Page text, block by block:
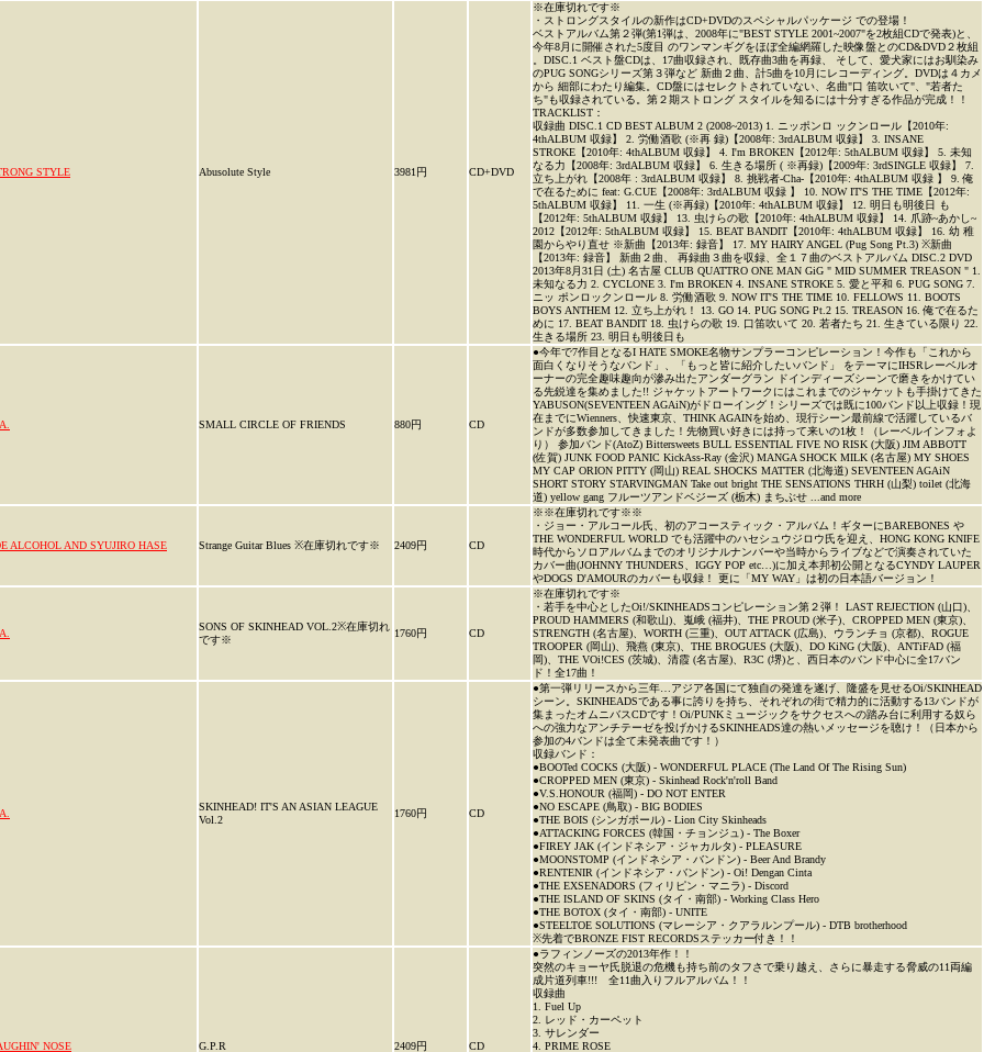
STYLE Abusolute Style 3981円 CD+DVD
※在庫切れです※
・ストロングスタイルの新作はCD+DVDのスペシャルパッケージ での登場！
ベストアルバム第２弾(第1弾は、2008年に"BEST STYLE 2001~2007"を2枚組CDで発表)と、
今年8月に開催された5度目 のワンマンギグをほぼ全編網羅した映像盤とのCD&DVD２枚組
。DISC.1 ベスト盤CDは、17曲収録され、既存曲3曲を再録、 そして、愛犬家にはお馴染み
のPUG SONGシリーズ第３弾など 新曲２曲、計5曲を10月にレコーディング。DVDは４カメ
から 細部にわたり編集。CD盤にはセレクトされていない、名曲"口 笛吹いて"、"若者た
ち"も収録されている。第２期ストロング スタイルを知るには十分すぎる作品が完成！！
TRACKLIST：
収録曲 DISC.1 CD BEST ALBUM 2 (2008~2013) 1. ニッポンロ ックンロール【2010年:
4thALBUM 収録】 2. 労働酒歌 (※再 録)【2008年: 3rdALBUM 収録】 3. INSANE
STROKE【2010年: 4thALBUM 収録】 4. I'm BROKEN【2012年: 5thALBUM 収録】 5. 未知
なる力【2008年: 3rdALBUM 収録】 6. 生きる場所 ( ※再録)【2009年: 3rdSINGLE 収録】 7.
立ち上がれ【2008年 : 3rdALBUM 収録】 8. 挑戦者-Cha-【2010年: 4thALBUM 収録 】 9. 俺
で在るために feat: G.CUE【2008年: 3rdALBUM 収録 】 10. NOW IT'S THE TIME【2012年:
5thALBUM 収録】 11. 一生 (※再録)【2010年: 4thALBUM 収録】 12. 明日も明後日 も
【2012年: 5thALBUM 収録】 13. 虫けらの歌【2010年: 4thALBUM 収録】 14. 爪跡~あかし~
2012【2012年: 5thALBUM 収録】 15. BEAT BANDIT【2010年: 4thALBUM 収録】 16. 幼 稚
園からやり直せ ※新曲【2013年: 録音】 17. MY HAIRY ANGEL (Pug Song Pt.3) ※新曲
【2013年: 録音】 新曲２曲、 再録曲３曲を収録、全１７曲のベストアルバム DISC.2 DVD
2013年8月31日 (土) 名古屋 CLUB QUATTRO ONE MAN GiG " MID SUMMER TREASON " 1.
未知なる力 2. CYCLONE 3. I'm BROKEN 4. INSANE STROKE 5. 愛と平和 6. PUG SONG 7.
ニッ ポンロックンロール 8. 労働酒歌 9. NOW IT'S THE TIME 10. FELLOWS 11. BOOTS
BOYS ANTHEM 12. 立ち上がれ！ 13. GO 14. PUG SONG Pt.2 15. TREASON 16. 俺で在るた
めに 17. BEAT BANDIT 18. 虫けらの歌 19. 口笛吹いて 20. 若者たち 21. 生きている限り 22.
生きる場所 23. 明日も明後日も
SMALL CIRCLE OF FRIENDS 880円 CD
●今年で7作目となるI HATE SMOKE名物サンプラーコンピレーション！今作も「これから
面白くなりそうなバンド」、「もっと皆に紹介したいバンド」 をテーマにIHSRレーベルオ
ーナーの完全趣味趣向が滲み出たアンダーグラン ドインディーズシーンで磨きをかけてい
る先鋭達を集めました!! ジャケットアートワークにはこれまでのジャケットも手掛けてきた
YABUSON(SEVENTEEN AGAiN)がドローイング！シリーズでは既に100バンド以上収録！現
在までにWienners、快速東京、THINK AGAINを始め、現行シーン最前線で活躍しているバ
ンドが多数参加してきました！先物買い好きには持って来いの1枚！（レーベルインフォよ
り） 参加バンド(AtoZ) Bittersweets BULL ESSENTIAL FIVE NO RISK (大阪) JIM ABBOTT
(佐賀) JUNK FOOD PANIC KickAss-Ray (金沢) MANGA SHOCK MILK (名古屋) MY SHOES
MY CAP ORION PITTY (岡山) REAL SHOCKS MATTER (北海道) SEVENTEEN AGAiN
SHORT STORY STARVINGMAN Take out bright THE SENSATIONS THRH (山梨) toilet (北海
道) yellow gang フルーツアンドベジーズ (栃木) まちぶせ ...and more
ALCOHOL AND SYUJIRO HASE Strange Guitar Blues ※在庫切れです※ 2409円 CD
※※在庫切れです※※
・ジョー・アルコール氏、初のアコースティック・アルバム！ギターにBAREBONES や
THE WONDERFUL WORLD でも活躍中のハセシュウジロウ氏を迎え、HONG KONG KNIFE
時代からソロアルバムまでのオリジナルナンバーや当時からライブなどで演奏されていた
カバー曲(JOHNNY THUNDERS、IGGY POP etc…)に加え本邦初公開となるCYNDY LAUPER
やDOGS D'AMOURのカバーも収録！ 更に「MY WAY」は初の日本語バージョン！
SONS OF SKINHEAD VOL.2※在庫切れ
です※
1760円 CD
※在庫切れです※
・若手を中心としたOi!/SKINHEADSコンピレーション第２弾！ LAST REJECTION (山口)、
PROUD HAMMERS (和歌山)、嵬峨 (福井)、THE PROUD (米子)、CROPPED MEN (東京)、
STRENGTH (名古屋)、WORTH (三重)、OUT ATTACK (広島)、ウランチョ (京都)、ROGUE
TROOPER (岡山)、飛燕 (東京)、THE BROGUES (大阪)、DO KiNG (大阪)、ANTiFAD (福
岡)、THE VOi!CES (茨城)、清霞 (名古屋)、R3C (堺)と、西日本のバンド中心に全17バン
ド！全17曲！
SKINHEAD! IT'S AN ASIAN LEAGUE
Vol.2
1760円 CD
●第一弾リリースから三年…アジア各国にて独自の発達を遂げ、隆盛を見せるOi/SKINHEAD
シーン。SKINHEADSである事に誇りを持ち、それぞれの街で精力的に活動する13バンドが
集まったオムニバスCDです！Oi/PUNKミュージックをサクセスへの踏み台に利用する奴ら
への強力なアンチテーゼを投げかけるSKINHEADS達の熱いメッセージを聴け！（日本から
参加の4バンドは全て未発表曲です！）
収録バンド：
●BOOTed COCKS (大阪) - WONDERFUL PLACE (The Land Of The Rising Sun)
●CROPPED MEN (東京) - Skinhead Rock'n'roll Band
●V.S.HONOUR (福岡) - DO NOT ENTER
●NO ESCAPE (鳥取) - BIG BODIES
●THE BOIS (シンガポール) - Lion City Skinheads
●ATTACKING FORCES (韓国・チョンジュ) - The Boxer
●FIREY JAK (インドネシア・ジャカルタ) - PLEASURE
●MOONSTOMP (インドネシア・バンドン) - Beer And Brandy
●RENTENIR (インドネシア・バンドン) - Oi! Dengan Cinta
●THE EXSENADORS (フィリピン・マニラ) - Discord
●THE ISLAND OF SKINS (タイ・南部) - Working Class Hero
●THE BOTOX (タイ・南部) - UNITE
●STEELTOE SOLUTIONS (マレーシア・クアラルンプール) - DTB brotherhood
※先着でBRONZE FIST RECORDSステッカー付き！！
NOSE G.P.R 2409円 CD
●ラフィンノーズの2013年作！！
突然のキョーヤ氏脱退の危機も持ち前のタフさで乗り越え、さらに暴走する脅威の11両編
成片道列車!!! 全11曲入りフルアルバム！！
収録曲
1. Fuel Up
2. レッド・カーペット
3. サレンダー
4. PRIME ROSE